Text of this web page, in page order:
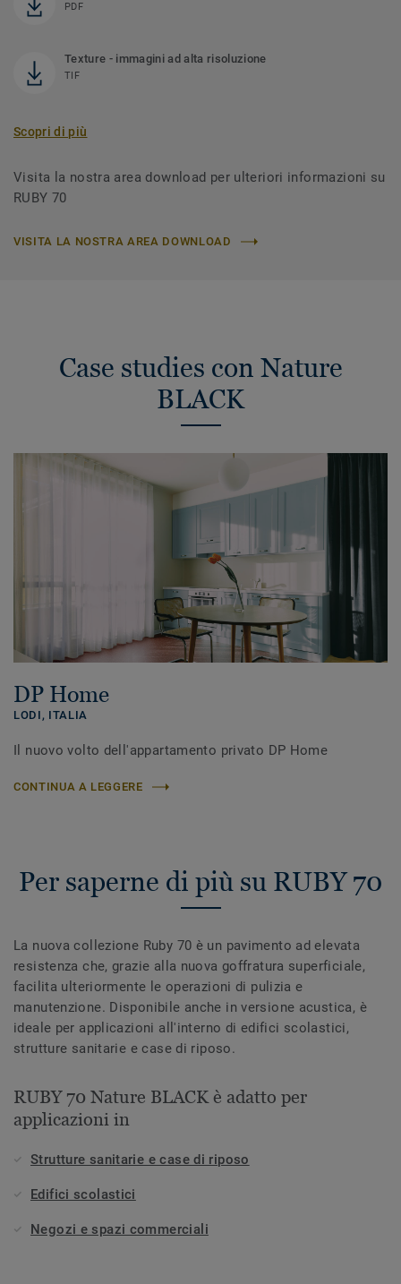
PDF
Texture - immagini ad alta risoluzione
TIF
Scopri di più
Visita la nostra area download per ulteriori informazioni su
RUBY 70
VISITA LA NOSTRA AREA DOWNLOAD
Case studies con Nature
BLACK
DP Home
LODI, ITALIA
Il nuovo volto dell'appartamento privato DP Home
CONTINUA A LEGGERE
Per saperne di più su RUBY 70
La nuova collezione Ruby 70 è un pavimento ad elevata
resistenza che, grazie alla nuova goffratura superficiale,
facilita ulteriormente le operazioni di pulizia e
manutenzione. Disponibile anche in versione acustica, è
ideale per applicazioni all'interno di edifici scolastici,
strutture sanitarie e case di riposo.
RUBY 70 Nature BLACK è adatto per
applicazioni in
Strutture sanitarie e case di riposo
Edifici scolastici
Negozi e spazi commerciali